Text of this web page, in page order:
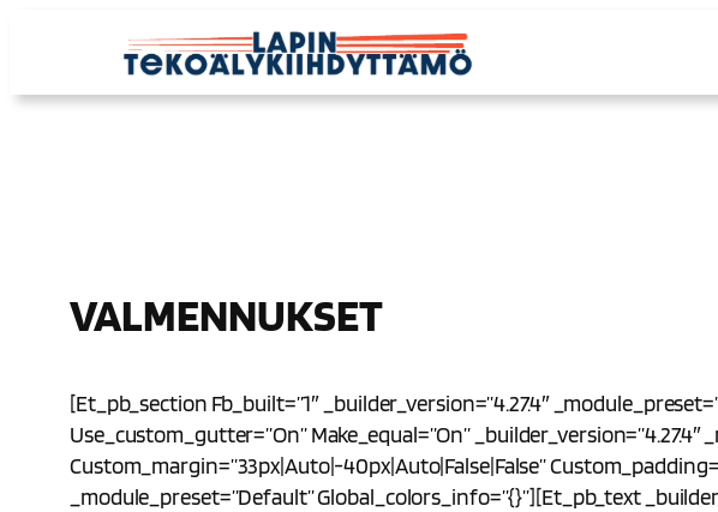
VALMENNUKSET
[et_pb_section Fb_built=”1″ _builder_version=”4.27.4″
Use_custom_gutter=”on” Make_equal=”on”
Custom_margin=”33px|auto|-40px|auto|false|false”
_module_preset=”default” Global_colors_info=”{}”][et_pb_text